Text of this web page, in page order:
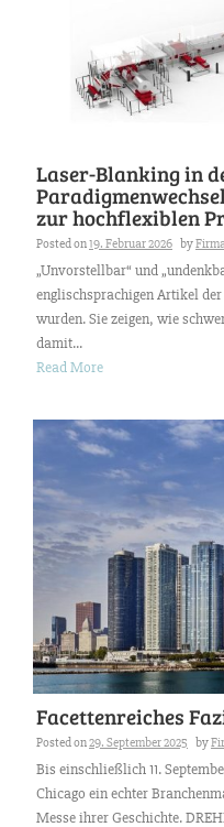
Laser-Blanking in
zur hochflexiblen
Posted on19. Februar 2026 by
„Unvorstellbar“ und
englischsprachigen Artikel der
wurden. Sie zeigen, wie
damit...
Read More
Facettenreiches
Posted on29. September 2025 by
Bis einschließlich 11.
Chicago ein echter
Messe ihrer Geschichte.